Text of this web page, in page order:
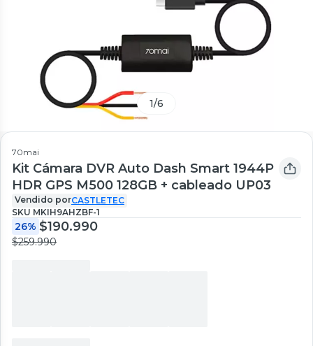
1/6
70mai
Kit Cámara DVR Auto Dash Smart 1944P
HDR GPS M500 128GB + cableado UP03
Vendido porCASTLETEC
SKU MKIH9AHZBF-1
26% $190.990
$259.990